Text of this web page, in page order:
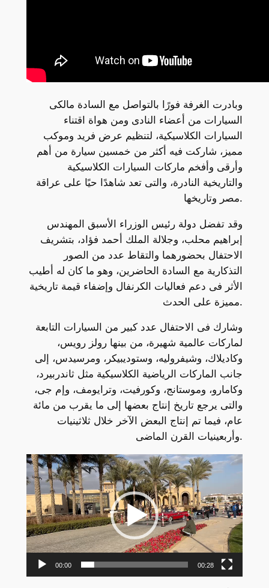
وبادرت الغرفة فورًا بالتواصل مع السادة مالكى
السيارات من أعضاء النادى ومن هواة اقتناء
السيارات الكلاسيكية، لتنظيم عرض فريد وموكب
مميز، شاركت فيه أكثر من خمسين سيارة من أهم
وأرقى وأفخم ماركات السيارات الكلاسيكية
والتاريخية النادرة، والتى تعد شاهدًا حيًا على عراقة
مصر وتاريخها.
وقد تفضل دولة رئيس الوزراء الأسبق المهندس
إبراهيم محلب، وجلالة الملك أحمد فؤاد، بتشريف
الاحتفال بحضورهما والتقاط عدد من الصور
التذكارية مع السادة الحاضرين، وهو ما كان له أطيب
الأثر فى دعم فعاليات الكرنفال وإضفاء قيمة تاريخية
مميزة على الحدث.
وشارك فى الاحتفال عدد كبير من السيارات التابعة
لماركات عالمية شهيرة، من بينها رولز رويس،
وكاديلاك، وشيفروليه، وستوديبيكر، ومرسيدس، إلى
جانب الماركات الرياضية الكلاسيكية مثل ثاندربيرد،
وكامارو، وموستانج، وكورفيت، وترايومف، وإم جى،
والتى يرجع تاريخ إنتاج بعضها إلى ما يقرب من مائة
عام، فيما تم إنتاج البعض الآخر خلال ثلاثينيات
وأربعينيات القرن الماضى.
Video
Player
00:00 00:28